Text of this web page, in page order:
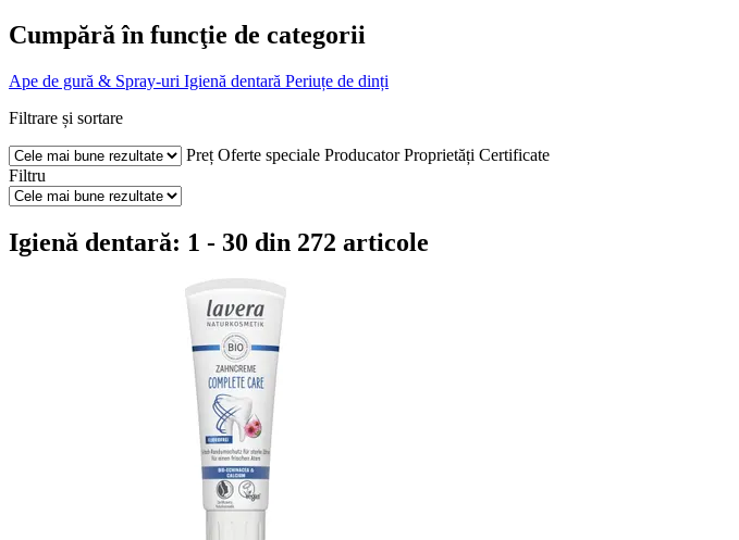
Cumpără în funcţie de categorii
Ape de gură & Spray-uri Igienă dentară Periuțe de dinți
Filtrare și sortare
Preț Oferte speciale Producator Proprietăți Certificate
Filtru
Igienă dentară: 1 - 30 din 272 articole